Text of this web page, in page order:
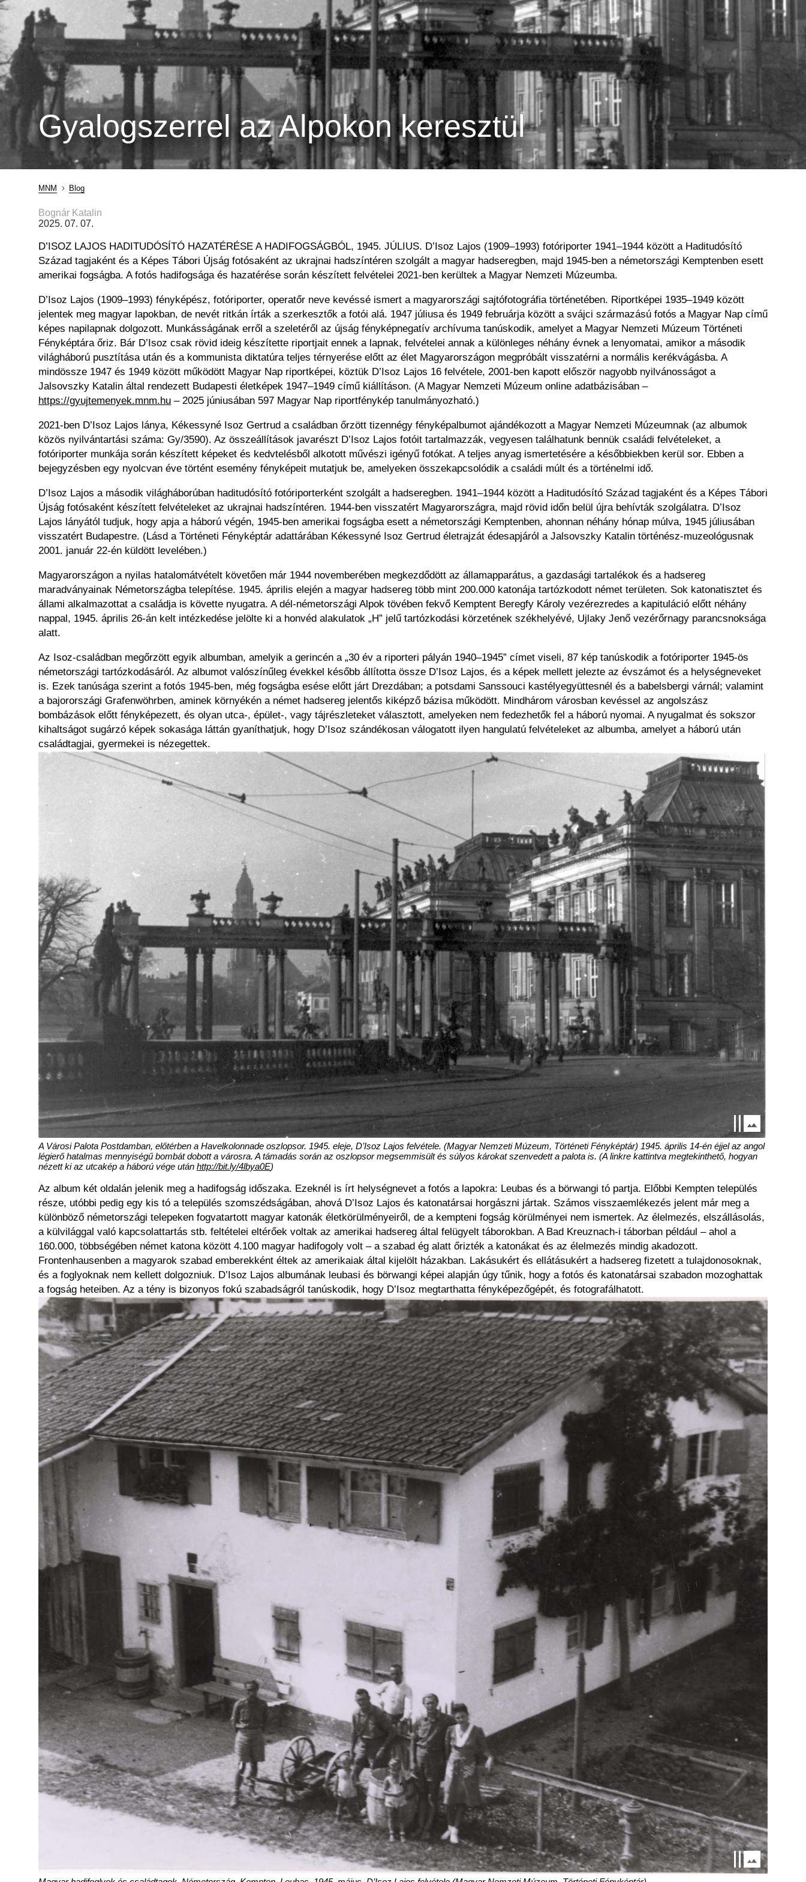
Gyalogszerrel az Alpokon keresztül
Morzsa
MNM Blog
Bognár Katalin
2025. 07. 07.
D’ISOZ LAJOS HADITUDÓSÍTÓ HAZATÉRÉSE A HADIFOGSÁGBÓL, 1945. JÚLIUS. D’Isoz Lajos (1909–1993) fotóriporter 1941–1944 között a Haditudósító
Század tagjaként és a Képes Tábori Újság fotósaként az ukrajnai hadszíntéren szolgált a magyar hadseregben, majd 1945-ben a németországi Kemptenben esett
amerikai fogságba. A fotós hadifogsága és hazatérése során készített felvételei 2021-ben kerültek a Magyar Nemzeti Múzeumba.
D’Isoz Lajos (1909–1993) fényképész, fotóriporter, operatőr neve kevéssé ismert a magyarországi sajtófotográfia történetében. Riportképei 1935–1949 között
jelentek meg magyar lapokban, de nevét ritkán írták a szerkesztők a fotói alá. 1947 júliusa és 1949 februárja között a svájci származású fotós a Magyar Nap című
képes napilapnak dolgozott. Munkásságának erről a szeletéről az újság fényképnegatív archívuma tanúskodik, amelyet a Magyar Nemzeti Múzeum Történeti
Fényképtára őriz. Bár D’Isoz csak rövid ideig készítette riportjait ennek a lapnak, felvételei annak a különleges néhány évnek a lenyomatai, amikor a második
világháború pusztítása után és a kommunista diktatúra teljes térnyerése előtt az élet Magyarországon megpróbált visszatérni a normális kerékvágásba. A
mindössze 1947 és 1949 között működött Magyar Nap riportképei, köztük D’Isoz Lajos 16 felvétele, 2001-ben kapott először nagyobb nyilvánosságot a
Jalsovszky Katalin által rendezett Budapesti életképek 1947–1949 című kiállításon. (A Magyar Nemzeti Múzeum online adatbázisában –
https://gyujtemenyek.mnm.hu – 2025 júniusában 597 Magyar Nap riportfénykép tanulmányozható.)
2021-ben D’Isoz Lajos lánya, Kékessyné Isoz Gertrud a családban őrzött tizennégy fényképalbumot ajándékozott a Magyar Nemzeti Múzeumnak (az albumok
közös nyilvántartási száma: Gy/3590). Az összeállítások javarészt D’Isoz Lajos fotóit tartalmazzák, vegyesen találhatunk bennük családi felvételeket, a
fotóriporter munkája során készített képeket és kedvtelésből alkotott művészi igényű fotókat. A teljes anyag ismertetésére a későbbiekben kerül sor. Ebben a
bejegyzésben egy nyolcvan éve történt esemény fényképeit mutatjuk be, amelyeken összekapcsolódik a családi múlt és a történelmi idő.
D’Isoz Lajos a második világháborúban haditudósító fotóriporterként szolgált a hadseregben. 1941–1944 között a Haditudósító Század tagjaként és a Képes Tábori
Újság fotósaként készített felvételeket az ukrajnai hadszíntéren. 1944-ben visszatért Magyarországra, majd rövid időn belül újra behívták szolgálatra. D’Isoz
Lajos lányától tudjuk, hogy apja a háború végén, 1945-ben amerikai fogságba esett a németországi Kemptenben, ahonnan néhány hónap múlva, 1945 júliusában
visszatért Budapestre. (Lásd a Történeti Fényképtár adattárában Kékessyné Isoz Gertrud életrajzát édesapjáról a Jalsovszky Katalin történész-muzeológusnak
2001. január 22-én küldött levelében.)
Magyarországon a nyilas hatalomátvételt követően már 1944 novemberében megkezdődött az államapparátus, a gazdasági tartalékok és a hadsereg
maradványainak Németországba telepítése. 1945. április elején a magyar hadsereg több mint 200.000 katonája tartózkodott német területen. Sok katonatisztet és
állami alkalmazottat a családja is követte nyugatra. A dél-németországi Alpok tövében fekvő Kemptent Beregfy Károly vezérezredes a kapituláció előtt néhány
nappal, 1945. április 26-án kelt intézkedése jelölte ki a honvéd alakulatok „H” jelű tartózkodási körzetének székhelyévé, Ujlaky Jenő vezérőrnagy parancsnoksága
alatt.
Az Isoz-családban megőrzött egyik albumban, amelyik a gerincén a „30 év a riporteri pályán 1940–1945” címet viseli, 87 kép tanúskodik a fotóriporter 1945-ös
németországi tartózkodásáról. Az albumot valószínűleg évekkel később állította össze D’Isoz Lajos, és a képek mellett jelezte az évszámot és a helységneveket
is. Ezek tanúsága szerint a fotós 1945-ben, még fogságba esése előtt járt Drezdában; a potsdami Sanssouci kastélyegyüttesnél és a babelsbergi várnál; valamint
a bajorországi Grafenwöhrben, aminek környékén a német hadsereg jelentős kiképző bázisa működött. Mindhárom városban kevéssel az angolszász
bombázások előtt fényképezett, és olyan utca-, épület-, vagy tájrészleteket választott, amelyeken nem fedezhetők fel a háború nyomai. A nyugalmat és sokszor
kihaltságot sugárzó képek sokasága láttán gyaníthatjuk, hogy D’Isoz szándékosan válogatott ilyen hangulatú felvételeket az albumba, amelyet a háború után
családtagjai, gyermekei is nézegettek.
A Városi Palota Postdamban, előtérben a Havelkolonnade oszlopsor. 1945. eleje, D’Isoz Lajos felvétele. (Magyar Nemzeti Múzeum, Történeti Fényképtár) 1945. április 14-én éjjel az angol
légierő hatalmas mennyiségű bombát dobott a városra. A támadás során az oszlopsor megsemmisült és súlyos károkat szenvedett a palota is. (A linkre kattintva megtekinthető, hogyan
nézett ki az utcakép a háború vége után http://bit.ly/4lbya0E)
Kép
Az album két oldalán jelenik meg a hadifogság időszaka. Ezeknél is írt helységnevet a fotós a lapokra: Leubas és a börwangi tó partja. Előbbi Kempten település
része, utóbbi pedig egy kis tó a település szomszédságában, ahová D’Isoz Lajos és katonatársai horgászni jártak. Számos visszaemlékezés jelent már meg a
különböző németországi telepeken fogvatartott magyar katonák életkörülményeiről, de a kempteni fogság körülményei nem ismertek. Az élelmezés, elszállásolás,
a külvilággal való kapcsolattartás stb. feltételei eltérőek voltak az amerikai hadsereg által felügyelt táborokban. A Bad Kreuznach-i táborban például – ahol a
160.000, többségében német katona között 4.100 magyar hadifogoly volt – a szabad ég alatt őrizték a katonákat és az élelmezés mindig akadozott.
Frontenhausenben a magyarok szabad emberekként éltek az amerikaiak által kijelölt házakban. Lakásukért és ellátásukért a hadsereg fizetett a tulajdonosoknak,
és a foglyoknak nem kellett dolgozniuk. D’Isoz Lajos albumának leubasi és börwangi képei alapján úgy tűnik, hogy a fotós és katonatársai szabadon mozoghattak
a fogság heteiben. Az a tény is bizonyos fokú szabadságról tanúskodik, hogy D’Isoz megtarthatta fényképezőgépét, és fotografálhatott.
Kép